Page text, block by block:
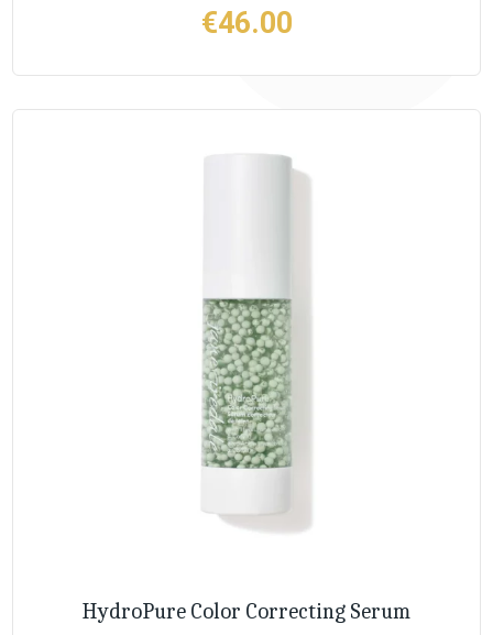
€46.00
HydroPure Color Correcting Serum